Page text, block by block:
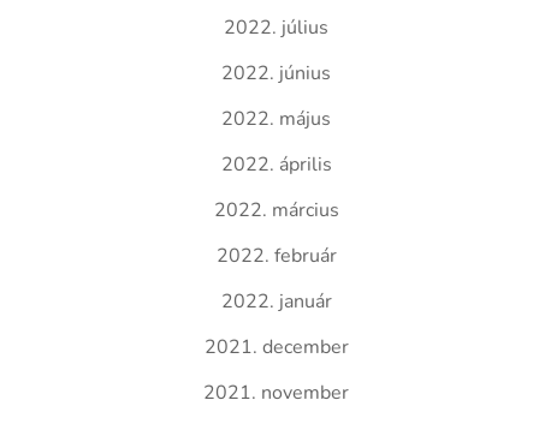
2022. július
2022. június
2022. május
2022. április
2022. március
2022. február
2022. január
2021. december
2021. november